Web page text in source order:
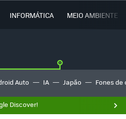
INFORMÁTICA MEIO AMBIENTE
Auto IA Japão Fones de
Discover!